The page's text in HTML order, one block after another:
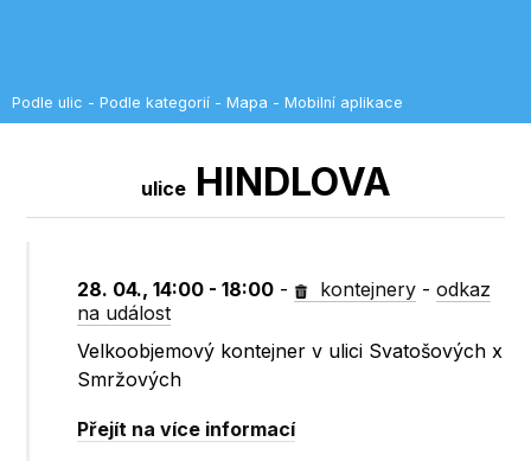
Podle ulic - Podle kategorií - Mapa - Mobilní aplikace
uliceHINDLOVA
28. 04., 14:00 - 18:00 - kontejnery -odkaz
na událost
Velkoobjemový kontejner v ulici Svatošových x
Smržových
Přejít na více informací